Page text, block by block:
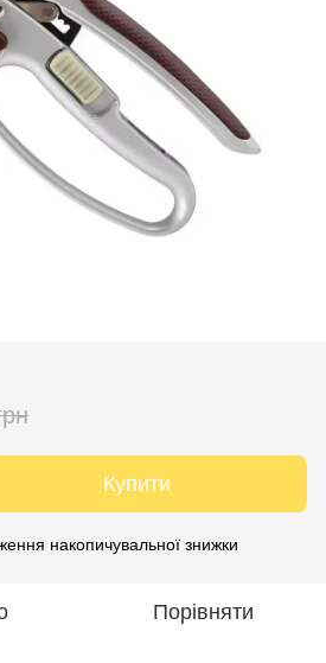
Купити
накопичувальної знижки
Порівняти